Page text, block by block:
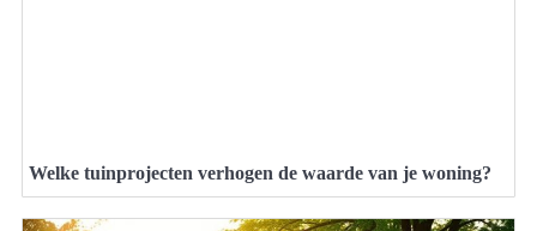
Welke tuinprojecten verhogen de waarde van je woning?